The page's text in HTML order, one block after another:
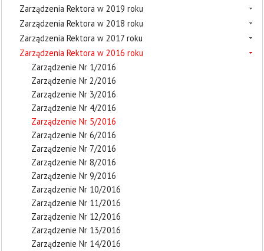
Zarządzenia Rektora w 2019 roku
Zarządzenia Rektora w 2018 roku
Zarządzenia Rektora w 2017 roku
Zarządzenia Rektora w 2016 roku
Zarządzenie Nr 1/2016
Zarządzenie Nr 2/2016
Zarządzenie Nr 3/2016
Zarządzenie Nr 4/2016
Zarządzenie Nr 5/2016
Zarządzenie Nr 6/2016
Zarządzenie Nr 7/2016
Zarządzenie Nr 8/2016
Zarządzenie Nr 9/2016
Zarządzenie Nr 10/2016
Zarządzenie Nr 11/2016
Zarządzenie Nr 12/2016
Zarządzenie Nr 13/2016
Zarządzenie Nr 14/2016